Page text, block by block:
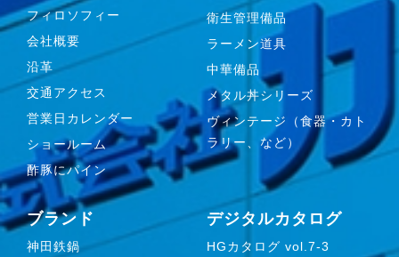
フィロソフィー
会社概要
沿革
交通アクセス
営業日カレンダー
ショールーム
酢豚にパイン
衛生管理備品
ラーメン道具
中華備品
メタル丼シリーズ
ヴィンテージ（食器・カト
ラリー、など）
ブランド
神田鉄鍋
デジタルカタログ
HGカタログ vol.7-3